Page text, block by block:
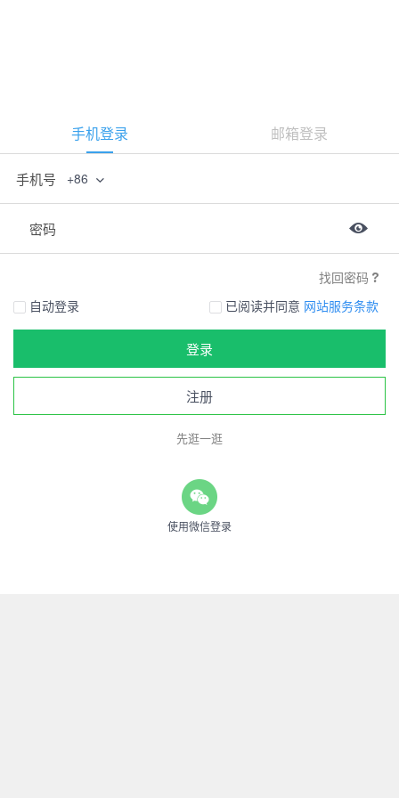
手机登录 邮箱登录
手机号 +86
密码
找回密码
自动登录
已阅读并同意 网站服务条款
登录
注册
先逛一逛
使用微信登录